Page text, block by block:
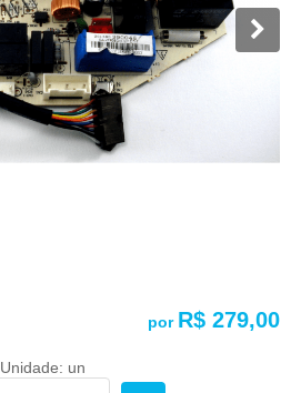
por R$ 279,00
Unidade: un